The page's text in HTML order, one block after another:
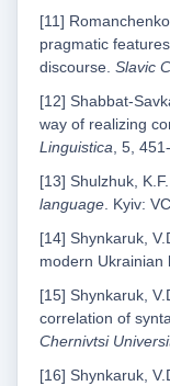
[11]
pragmatic
discourse. Slavic
[12] Shabbat-
way of realizing
Linguistica, 5,
[13] Shulzhuk,
language. Kyiv:
[14] Shynkaruk,
modern Ukrainian
[15] Shynkaruk,
correlation of
Chernivtsi
[16] Shynkaruk,